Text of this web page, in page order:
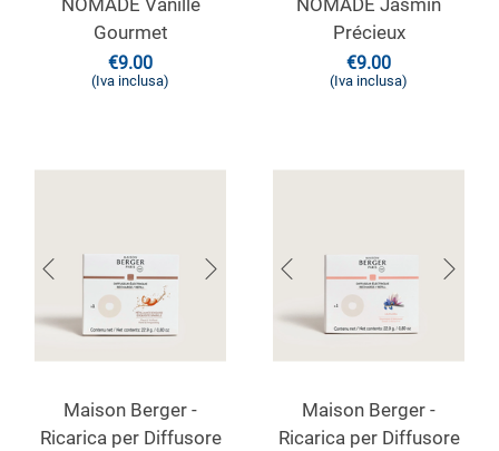
NOMADE Vanille
Gourmet
€9.00
(Iva inclusa)
NOMADE Jasmin
Précieux
€9.00
(Iva inclusa)
Maison Berger -
Ricarica per Diffusore
Maison Berger -
Ricarica per Diffusore